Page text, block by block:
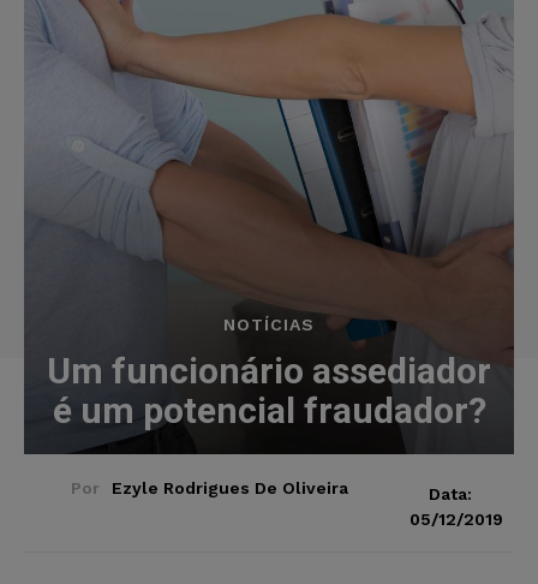
NOTÍCIAS
Um funcionário assediador
é um potencial fraudador?
Por Ezyle Rodrigues De Oliveira
Data:
05/12/2019